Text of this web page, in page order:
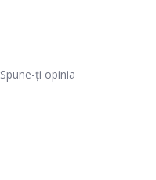
Spune-ţi opinia